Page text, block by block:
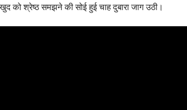
को श्रेष्ठ समझने की सोई हुई चाह दुबारा जाग उठी।